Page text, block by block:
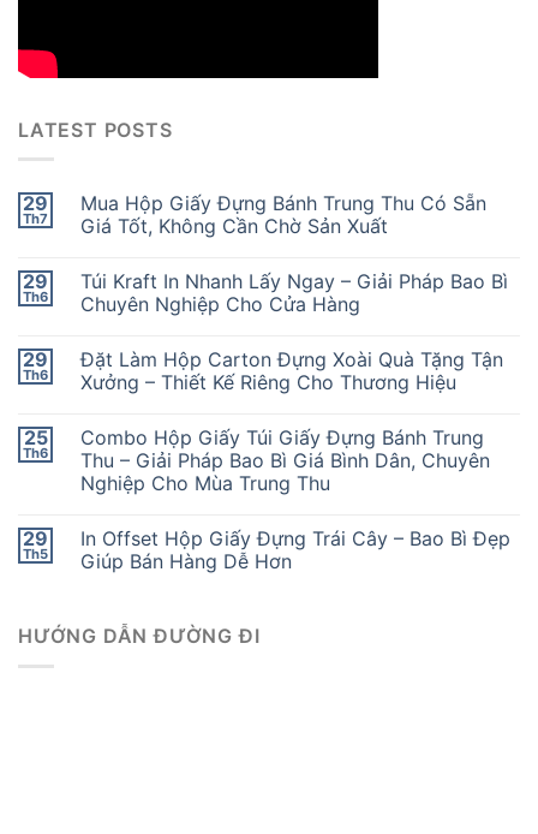
LATEST POSTS
29
Th7
Mua Hộp Giấy Đựng Bánh Trung Thu Có Sẵn
Giá Tốt, Không Cần Chờ Sản Xuất
29
Th6
Túi Kraft In Nhanh Lấy Ngay – Giải Pháp Bao Bì
Chuyên Nghiệp Cho Cửa Hàng
29
Th6
Đặt Làm Hộp Carton Đựng Xoài Quà Tặng Tận
Xưởng – Thiết Kế Riêng Cho Thương Hiệu
25
Th6
Combo Hộp Giấy Túi Giấy Đựng Bánh Trung
Thu – Giải Pháp Bao Bì Giá Bình Dân, Chuyên
Nghiệp Cho Mùa Trung Thu
29
Th5
In Offset Hộp Giấy Đựng Trái Cây – Bao Bì Đẹp
Giúp Bán Hàng Dễ Hơn
HƯỚNG DẪN ĐƯỜNG ĐI